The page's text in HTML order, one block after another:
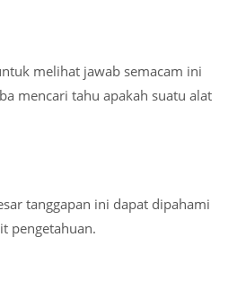
melihat jawab semacam ini
mencari tahu apakah suatu alat
tanggapan ini dapat dipahami
pengetahuan.